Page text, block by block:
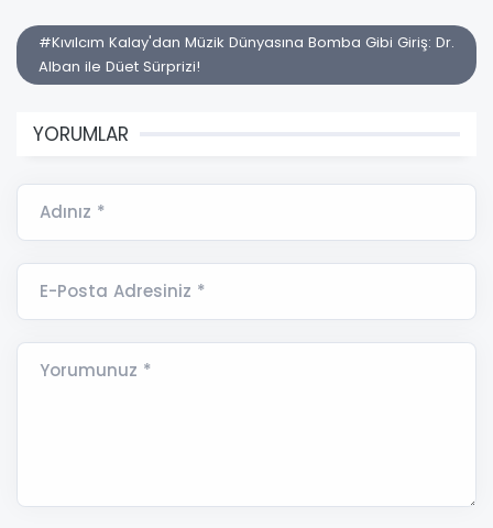
#Kıvılcım Kalay'dan Müzik Dünyasına Bomba Gibi Giriş: Dr.
Alban ile Düet Sürprizi!
YORUMLAR
Adınız *
E-Posta Adresiniz *
Yorumunuz *